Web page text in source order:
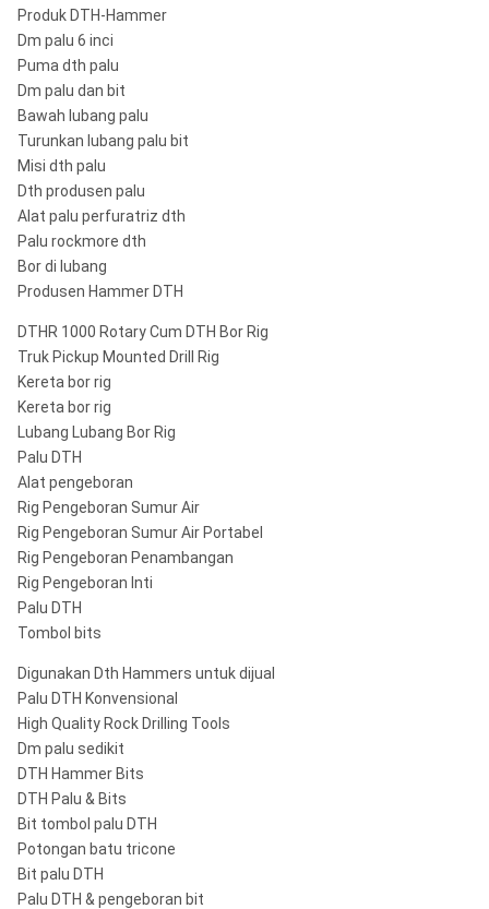
Produk DTH-Hammer
Dm palu 6 inci
Puma dth palu
Dm palu dan bit
Bawah lubang palu
Turunkan lubang palu bit
Misi dth palu
Dth produsen palu
Alat palu perfuratriz dth
Palu rockmore dth
Bor di lubang
Produsen Hammer DTH
DTHR 1000 Rotary Cum DTH Bor Rig
Truk Pickup Mounted Drill Rig
Kereta bor rig
Kereta bor rig
Lubang Lubang Bor Rig
Palu DTH
Alat pengeboran
Rig Pengeboran Sumur Air
Rig Pengeboran Sumur Air Portabel
Rig Pengeboran Penambangan
Rig Pengeboran Inti
Palu DTH
Tombol bits
Digunakan Dth Hammers untuk dijual
Palu DTH Konvensional
High Quality Rock Drilling Tools
Dm palu sedikit
DTH Hammer Bits
DTH Palu & Bits
Bit tombol palu DTH
Potongan batu tricone
Bit palu DTH
Palu DTH & pengeboran bit